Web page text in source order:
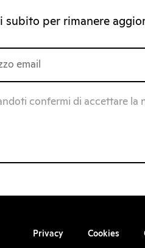
subito per rimanere
confermi di accettare la
Privacy Cookies